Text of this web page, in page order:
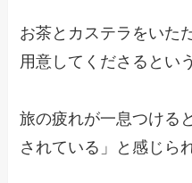
お茶とカステラをいた
用意してくださるとい
旅の疲れが一息つける
されている」と感じら